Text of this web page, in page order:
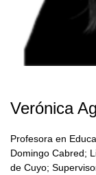
Verónica
Profesora en
Domingo Cabred;
de Cuyo;